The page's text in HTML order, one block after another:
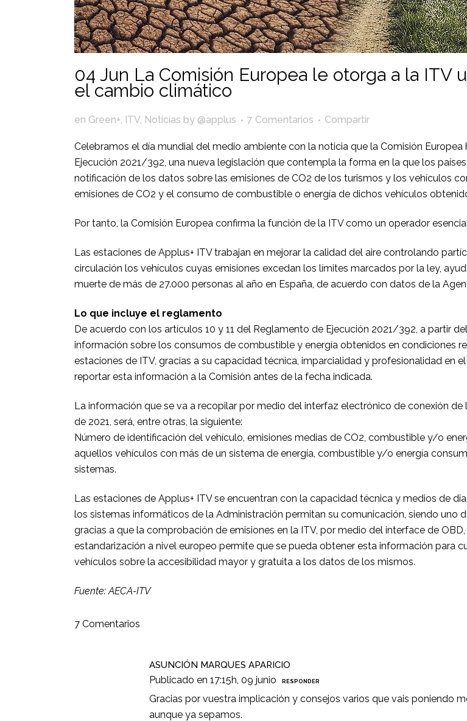
04 Jun La Comisión Europea le otorga a la ITV
el cambio climático
en Green+, ITV, Noticias by @applus 7 Comentarios Compartir
Celebramos el día mundial del medio ambiente con la noticia que la Comisión
Ejecución 2021/392, una nueva legislación que contempla la forma en la que los
notificación de los datos sobre las emisiones de CO2 de los turismos y los vehículos
emisiones de CO2 y el consumo de combustible o energía de dichos vehículos
Por tanto, la Comisión Europea confirma la función de la ITV como un operador
Las estaciones de Applus+ ITV trabajan en mejorar la calidad del aire controlando
circulación los vehículos cuyas emisiones excedan los límites marcados por la ley,
muerte de más de 27.000 personas al año en España, de acuerdo con datos de la
Lo que incluye el reglamento
De acuerdo con los artículos 10 y 11 del Reglamento de Ejecución 2021/392, a partir
información sobre los consumos de combustible y energía obtenidos en condiciones
estaciones de ITV, gracias a su capacidad técnica, imparcialidad y profesionalidad en
reportar esta información a la Comisión antes de la fecha indicada.
La información que se va a recopilar por medio del interfaz electrónico de conexión
de 2021, será, entre otras, la siguiente:
Número de identificación del vehículo, emisiones medias de CO2, combustible y/o
aquellos vehículos con más de un sistema de energía, combustible y/o energía
sistemas.
Las estaciones de Applus+ ITV se encuentran con la capacidad técnica y medios de
los sistemas informáticos de la Administración permitan su comunicación, siendo uno
gracias a que la comprobación de emisiones en la ITV, por medio del interface de
estandarización a nivel europeo permite que se pueda obtener esta información para
vehículos sobre la accesibilidad mayor y gratuita a los datos de los mismos.
Fuente: AECA-ITV
7 Comentarios
ASUNCIÓN MARQUES APARICIO
Publicado en 17:15h, 09 junio RESPONDER
Gracias por vuestra implicación y consejos varios que vais poniendo
aunque ya sepamos.